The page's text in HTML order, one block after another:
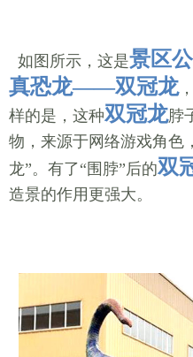
如图所示，这是景区
真恐龙——双冠龙
样的是，这种双冠龙脖
物，来源于网络游戏角色
龙”。有了“围脖”后的双
造景的作用更强大。